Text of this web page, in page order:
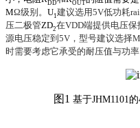
DD OUT
MΩ级别。 U1 建议选用5V低功耗
压二极管ZD2在VDD端提供电压保
源电压稳定到5V ，型号建议选择
时需要考虑它承受的耐压值与功
图1 基于JHM1101